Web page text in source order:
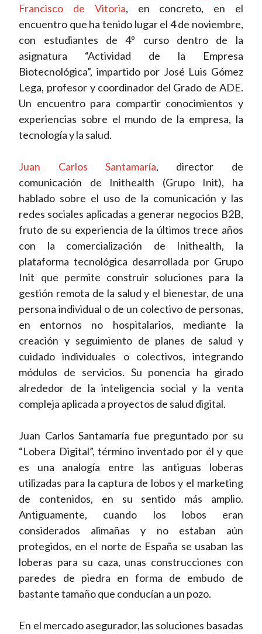
Francisco de Vitoria, en concreto, en el
encuentro que ha tenido lugar el 4 de noviembre,
con estudiantes de 4º curso dentro de la
asignatura “Actividad de la Empresa
Biotecnológica”, impartido por José Luis Gómez
Lega, profesor y coordinador del Grado de ADE.
Un encuentro para compartir conocimientos y
experiencias sobre el mundo de la empresa, la
tecnología y la salud.
Juan Carlos Santamaría, director de
comunicación de Inithealth (Grupo Init), ha
hablado sobre el uso de la comunicación y las
redes sociales aplicadas a generar negocios B2B,
fruto de su experiencia de la últimos trece años
con la comercialización de Inithealth, la
plataforma tecnológica desarrollada por Grupo
Init que permite construir soluciones para la
gestión remota de la salud y el bienestar, de una
persona individual o de un colectivo de personas,
en entornos no hospitalarios, mediante la
creación y seguimiento de planes de salud y
cuidado individuales o colectivos, integrando
módulos de servicios. Su ponencia ha girado
alrededor de la inteligencia social y la venta
compleja aplicada a proyectos de salud digital.
Juan Carlos Santamaría fue preguntado por su
“Lobera Digital”, término inventado por él y que
es una analogía entre las antiguas loberas
utilizadas para la captura de lobos y el marketing
de contenidos, en su sentido más amplio.
Antiguamente, cuando los lobos eran
considerados alimañas y no estaban aún
protegidos, en el norte de España se usaban las
loberas para su caza, unas construcciones con
paredes de piedra en forma de embudo de
bastante tamaño que conducían a un pozo.
En el mercado asegurador, las soluciones basadas